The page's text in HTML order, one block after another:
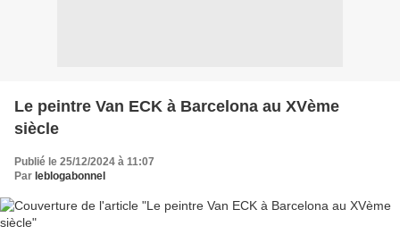
Le peintre Van ECK à Barcelona au XVème
siècle
Publié le 25/12/2024 à 11:07
Par leblogabonnel